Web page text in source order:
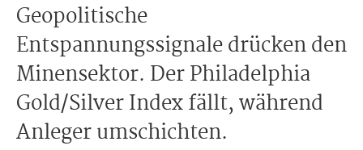
Geopolitische
Entspannungssignale drücken den
Minensektor. Der Philadelphia
Gold/Silver Index fällt, während
Anleger umschichten.